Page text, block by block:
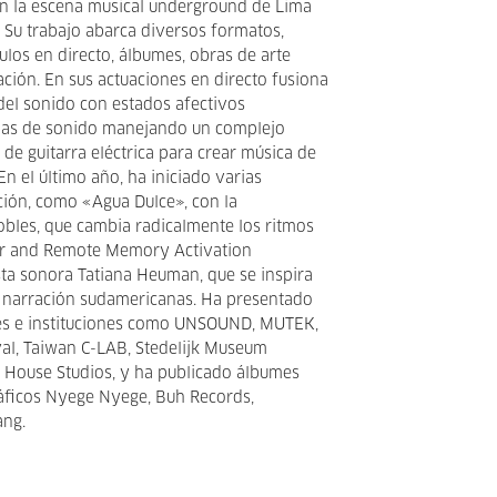
la escena musical underground de Lima
Su trabajo abarca diversos formatos,
en directo, álbumes, obras de arte
En sus actuaciones en directo fusiona
sonido con estados afectivos
de sonido manejando un complejo
guitarra eléctrica para crear música de
el último año, ha iniciado varias
como «Agua Dulce», con la
que cambia radicalmente los ritmos
and Remote Memory Activation
sonora Tatiana Heuman, que se inspira
sudamericanas. Ha presentado
e instituciones como UNSOUND, MUTEK,
Taiwan C-LAB, Stedelijk Museum
Studios, y ha publicado álbumes
Nyege Nyege, Buh Records,